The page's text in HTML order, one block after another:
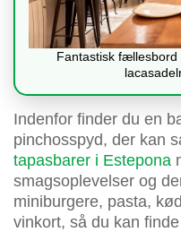
Fantastisk fællesbord
Indenfor finder du en
pinchosspyd, der kan
tapasbarer i Estepona
smagsoplevelser og
miniburgere, pasta,
vinkort, så du kan